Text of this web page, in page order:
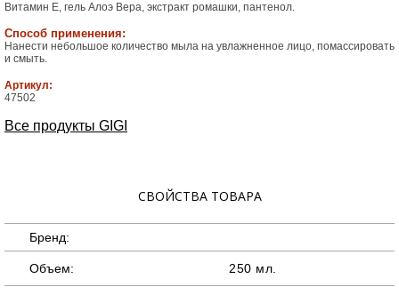
Витамин Е, гель Алоэ Вера, экстракт ромашки, пантенол.
Способ применения:
Нанести небольшое количество мыла на увлажненное лицо, помассировать
и смыть.
Артикул:
47502
Все продукты GIGI
СВОЙСТВА ТОВАРА
Бренд:
Объем: 250 мл.